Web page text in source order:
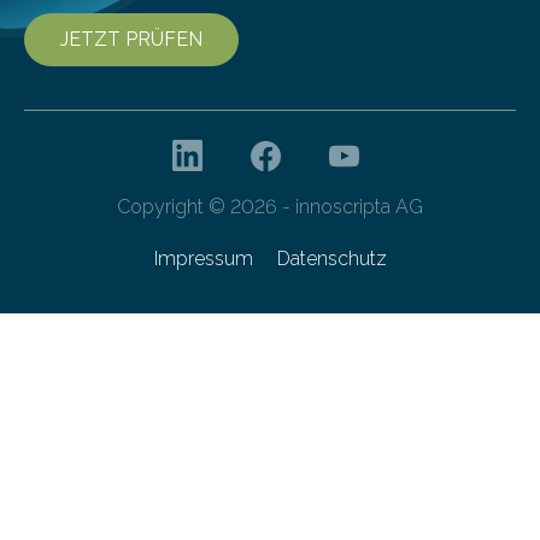
JETZT PRÜFEN
Copyright © 2026 - innoscripta AG
Impressum Datenschutz